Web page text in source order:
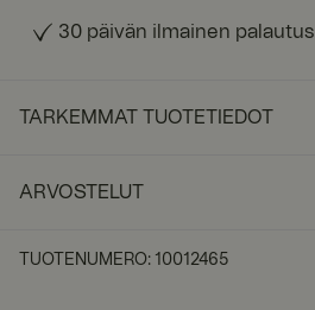
30 päivän ilmainen palautus
TARKEMMAT TUOTETIEDOT
ARVOSTELUT
TUOTENUMERO: 10012465